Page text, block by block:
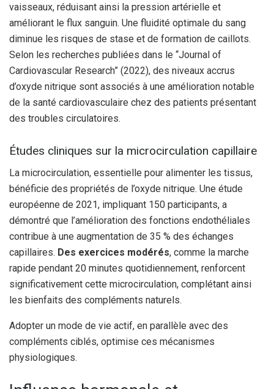
vaisseaux, réduisant ainsi la pression artérielle et
améliorant le flux sanguin. Une fluidité optimale du sang
diminue les risques de stase et de formation de caillots.
Selon les recherches publiées dans le “Journal of
Cardiovascular Research” (2022), des niveaux accrus
d’oxyde nitrique sont associés à une amélioration notable
de la santé cardiovasculaire chez des patients présentant
des troubles circulatoires.
Études cliniques sur la microcirculation capillaire
La microcirculation, essentielle pour alimenter les tissus,
bénéficie des propriétés de l’oxyde nitrique. Une étude
européenne de 2021, impliquant 150 participants, a
démontré que l’amélioration des fonctions endothéliales
contribue à une augmentation de 35 % des échanges
capillaires. Des exercices modérés, comme la marche
rapide pendant 20 minutes quotidiennement, renforcent
significativement cette microcirculation, complétant ainsi
les bienfaits des compléments naturels.
Adopter un mode de vie actif, en parallèle avec des
compléments ciblés, optimise ces mécanismes
physiologiques.